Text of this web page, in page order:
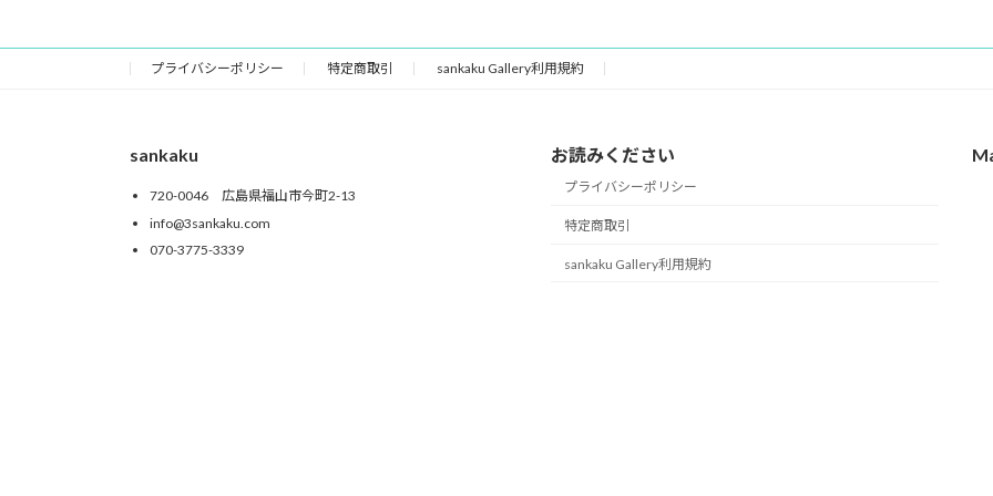
プライバシーポリシー 特定商取引 sankaku Gallery利用規約
sankaku
720-0046 広島県福山市今町2-13
info@3sankaku.com
070-3775-3339
お読みください
プライバシーポリシー
特定商取引
sankaku Gallery利用規約